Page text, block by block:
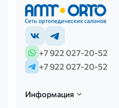
+7 922 027-20-52
+7 922 027-20-52
Информация